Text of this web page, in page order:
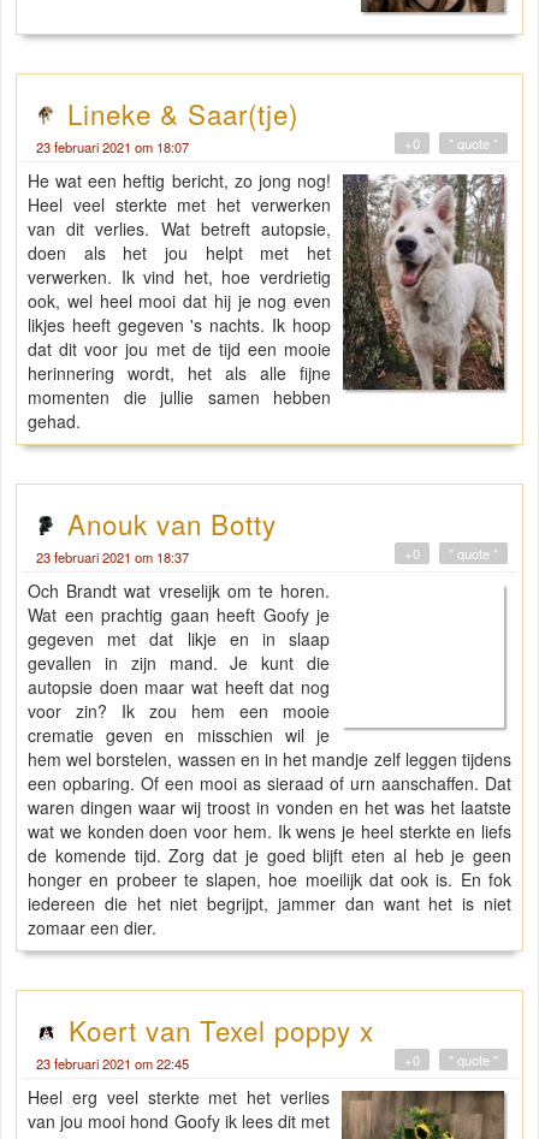
Lineke & Saar(tje)
23 februari 2021 om 18:07 " quote "
+0
He wat een heftig bericht, zo jong nog!
Heel veel sterkte met het verwerken
van dit verlies. Wat betreft autopsie,
doen als het jou helpt met het
verwerken. Ik vind het, hoe verdrietig
ook, wel heel mooi dat hij je nog even
likjes heeft gegeven 's nachts. Ik hoop
dat dit voor jou met de tijd een mooie
herinnering wordt, het als alle fijne
momenten die jullie samen hebben
gehad.
Anouk van Botty
23 februari 2021 om 18:37 " quote "
+0
Och Brandt wat vreselijk om te horen.
Wat een prachtig gaan heeft Goofy je
gegeven met dat likje en in slaap
gevallen in zijn mand. Je kunt die
autopsie doen maar wat heeft dat nog
voor zin? Ik zou hem een mooie
crematie geven en misschien wil je
hem wel borstelen, wassen en in het mandje zelf leggen tijdens
een opbaring. Of een mooi as sieraad of urn aanschaffen. Dat
waren dingen waar wij troost in vonden en het was het laatste
wat we konden doen voor hem. Ik wens je heel sterkte en liefs
de komende tijd. Zorg dat je goed blijft eten al heb je geen
honger en probeer te slapen, hoe moeilijk dat ook is. En fok
iedereen die het niet begrijpt, jammer dan want het is niet
zomaar een dier.
Koert van Texel poppy x
23 februari 2021 om 22:45 " quote "
+0
Heel erg veel sterkte met het verlies
van jou mooi hond Goofy ik lees dit met